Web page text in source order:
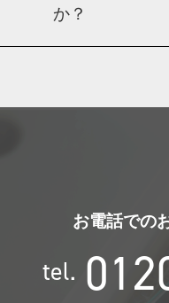
私たちはこれ
か？
め、物件探し
購入後に「思
ートいたしま
お電話での
tel.